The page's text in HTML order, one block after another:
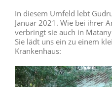
In diesem Umfeld lebt
Januar 2021. Wie bei ihrer
verbringt sie auch in
Sie lädt uns ein zu einem
Krankenhaus: